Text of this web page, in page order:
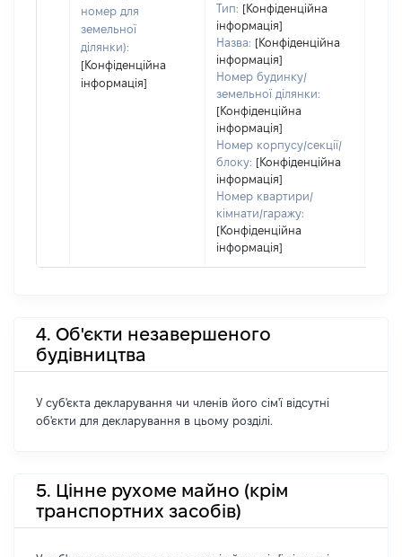
номер для
земельної
ділянки):
[Конфіденційна
інформація]
Тип: [Конфіденційна
інформація]
Назва: [Конфіденційна
інформація]
Номер будинку/
земельної ділянки:
[Конфіденційна
інформація]
Номер корпусу/секції/
блоку: [Конфіденційна
інформація]
Номер квартири/
кімнати/гаражу:
[Конфіденційна
інформація]
4. Об'єкти незавершеного
будівництва
У суб'єкта декларування чи членів його сім'ї відсутні
об'єкти для декларування в цьому розділі.
5. Цінне рухоме майно (крім
транспортних засобів)